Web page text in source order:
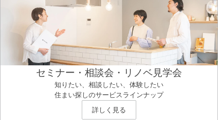
セミナー・相談会・リノベ見学会
知りたい、相談したい、体験したい
住まい探しのサービスラインナップ
詳しく見る